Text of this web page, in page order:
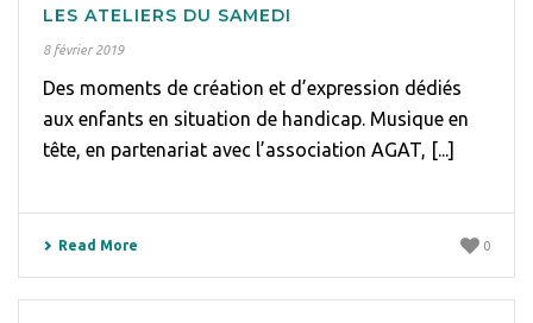
LES ATELIERS DU SAMEDI
8 février 2019
Des moments de création et d’expression dédiés
aux enfants en situation de handicap. Musique en
tête, en partenariat avec l’association AGAT, [...]
Read More 0